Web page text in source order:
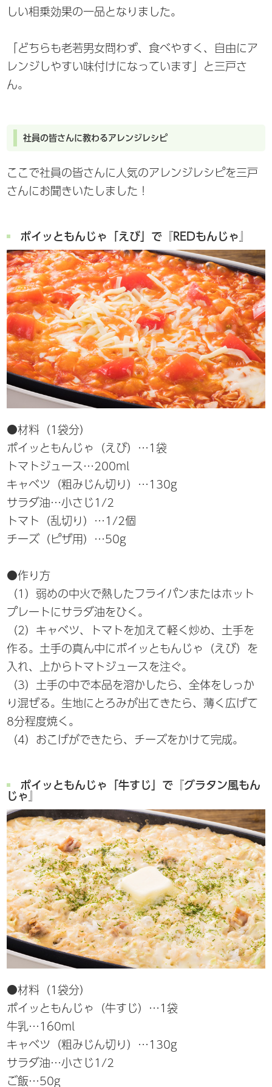
しい相乗効果の一品となりました。
「どちらも老若男女問わず、食べやすく、自由にア
レンジしやすい味付けになっています」と三戸さ
ん。
社員の皆さんに教わるアレンジレシピ
ここで社員の皆さんに人気のアレンジレシピを三戸
さんにお聞きいたしました！
ポイッともんじゃ「えび」で『REDもんじゃ』
●材料（1袋分）
ポイッともんじゃ（えび）…1袋
トマトジュース…200ml
キャベツ（粗みじん切り）…130g
サラダ油…小さじ1/2
トマト（乱切り）…1/2個
チーズ（ピザ用）…50g
●作り方
（1）弱めの中火で熱したフライパンまたはホット
プレートにサラダ油をひく。
（2）キャベツ、トマトを加えて軽く炒め、土手を
作る。土手の真ん中にポイッともんじゃ（えび）を
入れ、上からトマトジュースを注ぐ。
（3）土手の中で本品を溶かしたら、全体をしっか
り混ぜる。生地にとろみが出てきたら、薄く広げて
8分程度焼く。
（4）おこげができたら、チーズをかけて完成。
ポイッともんじゃ「牛すじ」で『グラタン風もん
じゃ』
●材料（1袋分）
ポイッともんじゃ（牛すじ）…1袋
牛乳…160ml
キャベツ（粗みじん切り）…130g
サラダ油…小さじ1/2
ご飯…50g